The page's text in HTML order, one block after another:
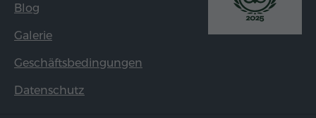
Blog
Galerie
Geschäftsbedingungen
Datenschutz